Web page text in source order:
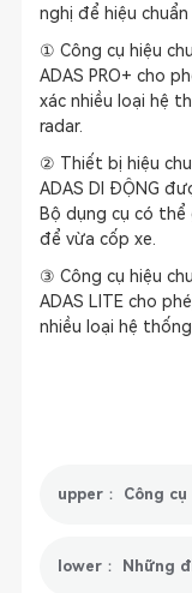
nghị để hiệu
① Công cụ hiệu
ADAS PRO+ cho
xác nhiều loại hệ
radar.
② Thiết bị hiệu
ADAS DI ĐỘNG
Bộ dụng cụ có
để vừa cốp xe.
③ Công cụ hiệu
ADAS LITE cho
nhiều loại hệ